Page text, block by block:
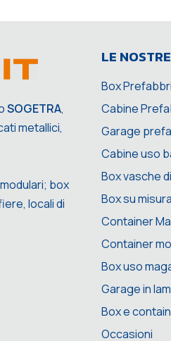
SOGETRA,
metallici,
box
locali di
LE
Box
Cabine
Garage
Cabine uso
Box vasche
Box su misura
Container
Container
Box uso
Garage in
Box e
Occasioni